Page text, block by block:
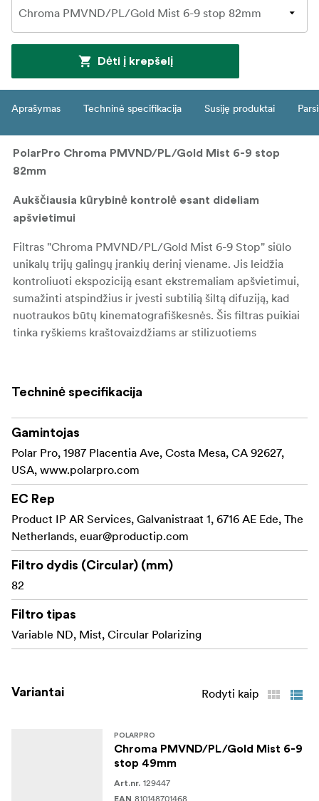
Dėti į krepšelį
Aprašymas Techninė specifikacija Susiję produktai
PolarPro Chroma PMVND/PL/Gold Mist 6-9 stop
82mm
Aukščiausia kūrybinė kontrolė esant dideliam
apšvietimui
Filtras "Chroma PMVND/PL/Gold Mist 6-9 Stop" siūlo
unikalų trijų galingų įrankių derinį viename. Jis leidžia
kontroliuoti ekspoziciją esant ekstremaliam apšvietimui,
sumažinti atspindžius ir įvesti subtilią šiltą difuziją, kad
nuotraukos būtų kinematografiškesnės. Šis filtras puikiai
tinka ryškiems kraštovaizdžiams ar stilizuotiems
Pagrindinės savybės ir privalumai:
nuo 6 iki 9 žingsnių šviesos mažinimą, todėl galite
visiškai kontroliuoti ekspoziciją itin šviesioje
aplinkoje, idealiai tinka fotografuojant su ilga
Integruotas poliarizatorius:Sumažina atspindinčių
paviršių, tokių kaip vanduo ir stiklas, atspindžius,
kartu padidindamas spalvų sodrumą, kad vaizdai
būtų ryškūs ir pilni detalių.
Auksinės miglos išsklaidymas:suteikia šiltą, auksinį
švytėjimą ryškiems akcentams ir sušvelnina odos
atspalvius, sukurdamas sklandų, kinematografinį
vaizdą, neprarandant aštrumo ir aiškumo.
nepageidaujamo "X" modelio, kuris būdingas kai
šviesos sumažinimas visame kadre.
Tvirtas aliuminio rėmelis:Pagamintas iš lengvo
kosminio aliuminio, filtro rėmelis yra tvirtas ir
ilgaamžis, užtikrinantis sklandų reguliavimą ir
Techninė specifikacija
Gamintojas
Polar Pro, 1987 Placentia Ave, Costa Mesa, CA 92627,
USA, www.polarpro.com
EC Rep
Product IP AR Services, Galvanistraat 1, 6716 AE Ede, The
Netherlands, euar@productip.com
Filtro dydis (Circular) (mm)
82
Filtro tipas
Variable ND, Mist, Circular Polarizing
Variantai Rodyti kaip
POLARPRO
Chroma PMVND/PL/Gold Mist 6-9
stop 49mm
Art.nr. 129447
EAN 810148701468